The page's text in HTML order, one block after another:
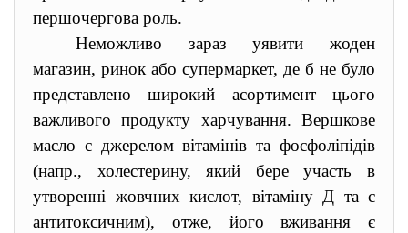
першочергова роль.
Неможливо зараз уявити жоден
магазин, ринок або супермаркет, де б не було
представлено широкий асортимент цього
важливого продукту харчування. Вершкове
масло є джерелом вітамінів та фосфоліпідів
(напр., холестерину, який бере участь в
утворенні жовчних кислот, вітаміну Д та є
антитоксичним), отже, його вживання є